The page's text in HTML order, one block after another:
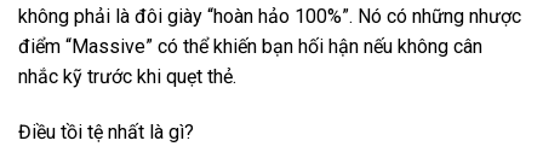
không phải là đôi giày “hoàn hảo 100%”. Nó có những nhược
điểm “Massive” có thể khiến bạn hối hận nếu không cân
nhắc kỹ trước khi quẹt thẻ.
Điều tồi tệ nhất là gì?